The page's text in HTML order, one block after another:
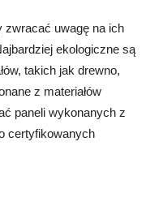
zwracać uwagę na ich
ekologiczne są
takich jak drewno,
z materiałów
paneli wykonanych z
certyfikowanych